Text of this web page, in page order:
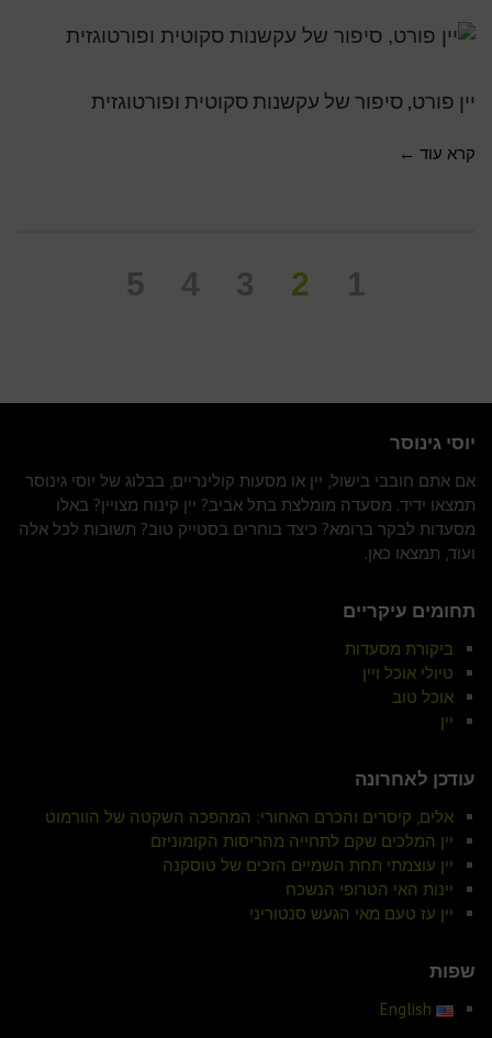
יין פורט, סיפור של עקשנות סקוטית ופורטוגזית
קרא עוד ←
1
2
3
4
5
יוסי גינוסר
אם אתם חובבי בישול, יין או מסעות קולינריים, בבלוג של יוסי גינוסר
תמצאו ידיד. מסעדה מומלצת בתל אביב? יין קינוח מצויין? באלו
מסעדות לבקר ברומא? כיצד בוחרים בסטייק טוב? תשובות לכל אלה
ועוד, תמצאו כאן.
תחומים עיקריים
ביקורת מסעדות
טיולי אוכל ויין
אוכל טוב
יין
עודכן לאחרונה
אלים, קיסרים והכרם האחורי: המהפכה השקטה של הוורמוט
יין המלכים שקם לתחייה מהריסות הקומוניזם
יין עוצמתי תחת השמיים הזכים של טוסקנה
יינות האי הטרופי הנשכח
יין עז טעם מאי הגעש סנטוריני
שפות
English